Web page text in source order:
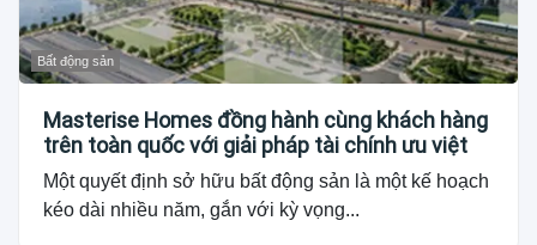
Bất động sản
Masterise Homes đồng hành cùng khách hàng
trên toàn quốc với giải pháp tài chính ưu việt
Một quyết định sở hữu bất động sản là một kế hoạch
kéo dài nhiều năm, gắn với kỳ vọng...